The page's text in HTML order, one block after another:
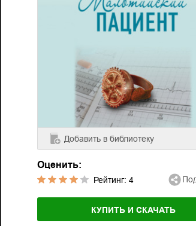
Добавить в библиотеку
Оценить:
Рейтинг: 4
КУПИТЬ И СКАЧАТЬ